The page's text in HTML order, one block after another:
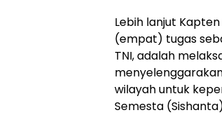
Lebih lanjut
(empat) tugas
TNI, adalah
wilayah untuk
Semesta